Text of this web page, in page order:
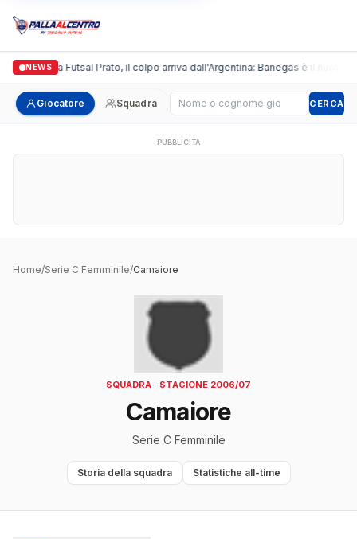
NEWS
Italgronda Futsal Prato, il colpo arriva dall'Argentina: Banegas è il nuovo
Giocatore Squadra Cerca giocatore CERCA
PUBBLICITÀ
Home/Serie C Femminile/Camaiore
SQUADRA · STAGIONE 2006/07
Camaiore
Serie C Femminile
Storia della squadra Statistiche all-time